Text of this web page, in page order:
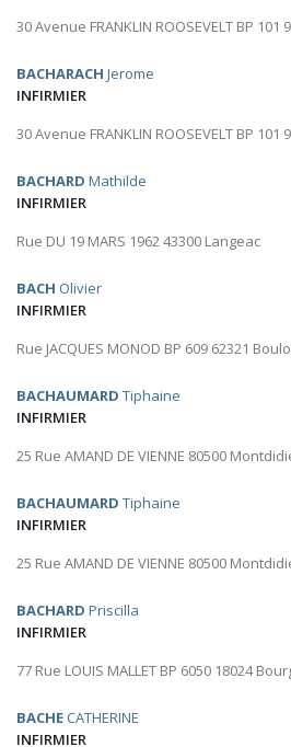
30 Avenue FRANKLIN ROOSEVELT BP 101
BACHARACH Jerome
INFIRMIER
30 Avenue FRANKLIN ROOSEVELT BP 101
BACHARD Mathilde
INFIRMIER
Rue DU 19 MARS 1962 43300 Langeac
BACH Olivier
INFIRMIER
Rue JACQUES MONOD BP 609 62321
BACHAUMARD Tiphaine
INFIRMIER
25 Rue AMAND DE VIENNE 80500
BACHAUMARD Tiphaine
INFIRMIER
25 Rue AMAND DE VIENNE 80500
BACHARD Priscilla
INFIRMIER
77 Rue LOUIS MALLET BP 6050 18024
BACHE CATHERINE
INFIRMIER